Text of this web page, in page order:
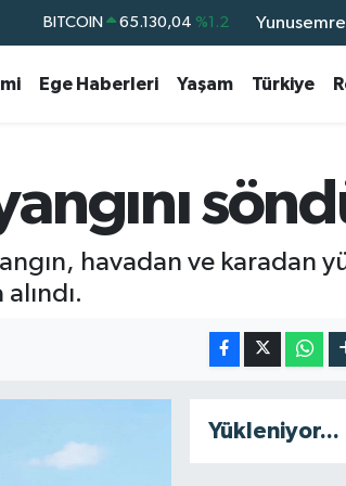
DOLAR 47,7106 %0.17 Yunusemre
Ege Haberleri Yaşam Türkiye
havadan ve karadan
Yükleniyor...